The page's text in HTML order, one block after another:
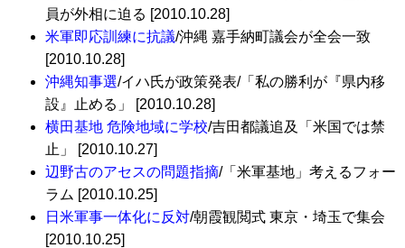
員が外相に迫る [2010.10.28]
米軍即応訓練に抗議/沖縄 嘉手納町議会が全会一致
[2010.10.28]
沖縄知事選/イハ氏が政策発表/「私の勝利が『県内移
設』止める」 [2010.10.28]
横田基地 危険地域に学校/吉田都議追及「米国では禁
止」 [2010.10.27]
辺野古のアセスの問題指摘/「米軍基地」考えるフォー
ラム [2010.10.25]
日米軍事一体化に反対/朝霞観閲式 東京・埼玉で集会
[2010.10.25]